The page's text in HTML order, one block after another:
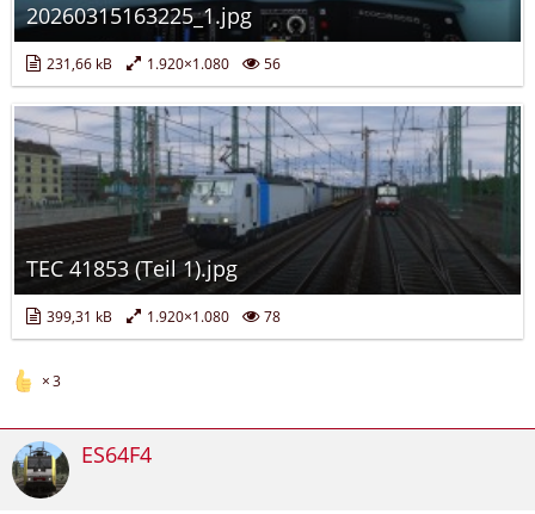
20260315163225_1.jpg
231,66 kB 1.920×1.080 56
TEC 41853 (Teil 1).jpg
399,31 kB 1.920×1.080 78
3
ES64F4